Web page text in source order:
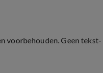
voorbehouden. Geen tekst-